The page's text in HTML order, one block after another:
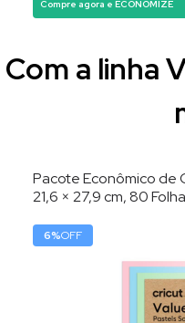
Compre agora e ECONOMIZE
Com a linha
Pacote Econômico de
21,6 × 27,9 cm, 80
6%OFF